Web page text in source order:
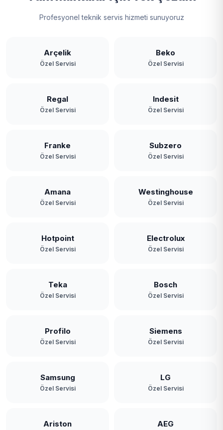
Profesyonel teknik servis hizmeti sunuyoruz
Arçelik
Özel Servisi
Beko
Özel Servisi
Regal
Özel Servisi
Indesit
Özel Servisi
Franke
Özel Servisi
Subzero
Özel Servisi
Amana
Özel Servisi
Westinghouse
Özel Servisi
Hotpoint
Özel Servisi
Electrolux
Özel Servisi
Teka
Özel Servisi
Bosch
Özel Servisi
Profilo
Özel Servisi
Siemens
Özel Servisi
Samsung
Özel Servisi
LG
Özel Servisi
Ariston AEG